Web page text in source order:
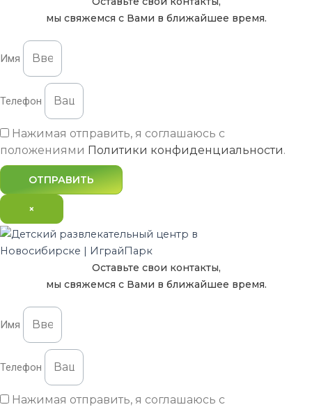
мы свяжемся с Вами в ближайшее время.
Имя
Телефон
Нажимая отправить, я соглашаюсь с
положениями Политики конфиденциальности.
ОТПРАВИТЬ
×
Оставьте свои контакты,
мы свяжемся с Вами в ближайшее время.
Имя
Телефон
Нажимая отправить, я соглашаюсь с